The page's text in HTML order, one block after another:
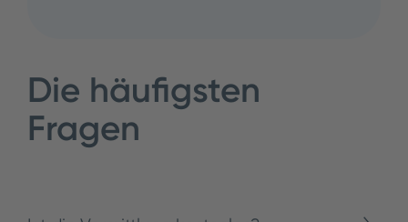
Die häufigsten
Fragen